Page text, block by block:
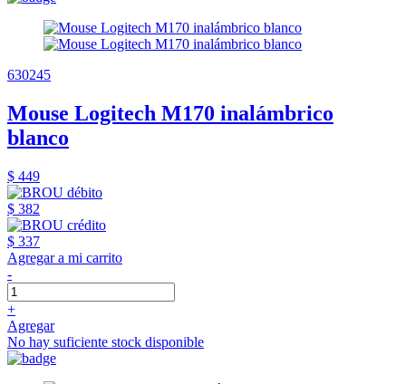
630245
Mouse Logitech M170 inalámbrico
blanco
$ 449
$ 382
$ 337
Agregar a mi carrito
-
+
Agregar
No hay suficiente stock disponible